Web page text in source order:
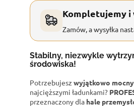
Kompletujemy i
Zamów, a wysyłka
Stabilny, niezwykle
środowiska!
Potrzebujesz wyjątkowo
najcięższymi ładunkami?
przeznaczony dla hale